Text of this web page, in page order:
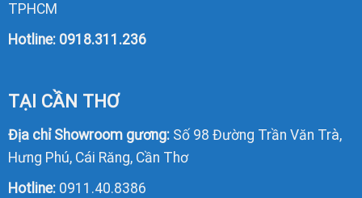
TPHCM
Hotline: 0918.311.236
TẠI CẦN THƠ
Địa chỉ Showroom gương:Số 98 Đường Trần Văn Trà,
Hưng Phú, Cái Răng, Cần Thơ
Hotline: 0911.40.8386